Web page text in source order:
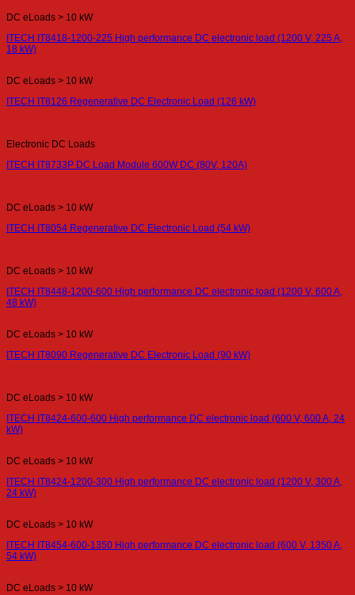
DC eLoads > 10 kW
ITECH IT8418-1200-225 High performance DC electronic load (1200 V, 225 A,
18 kW)
DC eLoads > 10 kW
ITECH IT8126 Regenerative DC Electronic Load (126 kW)
Electronic DC Loads
ITECH IT8733P DC Load Module 600W DC (80V, 120A)
DC eLoads > 10 kW
ITECH IT8054 Regenerative DC Electronic Load (54 kW)
DC eLoads > 10 kW
ITECH IT8448-1200-600 High performance DC electronic load (1200 V, 600 A,
48 kW)
DC eLoads > 10 kW
ITECH IT8090 Regenerative DC Electronic Load (90 kW)
DC eLoads > 10 kW
ITECH IT8424-600-600 High performance DC electronic load (600 V, 600 A, 24
kW)
DC eLoads > 10 kW
ITECH IT8424-1200-300 High performance DC electronic load (1200 V, 300 A,
24 kW)
DC eLoads > 10 kW
ITECH IT8454-600-1350 High performance DC electronic load (600 V, 1350 A,
54 kW)
DC eLoads > 10 kW